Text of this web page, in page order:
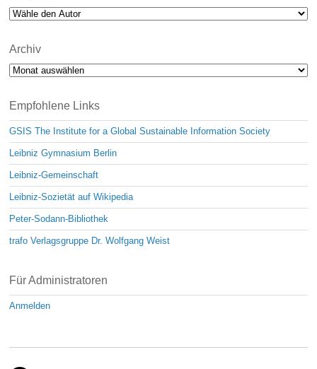
Archiv
Archiv
Empfohlene Links
GSIS The Institute for a Global Sustainable Information Society
Leibniz Gymnasium Berlin
Leibniz-Gemeinschaft
Leibniz-Sozietät auf Wikipedia
Peter-Sodann-Bibliothek
trafo Verlagsgruppe Dr. Wolfgang Weist
Für Administratoren
Anmelden